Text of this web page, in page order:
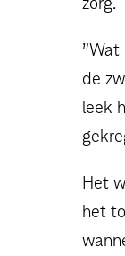
de
leek
Het
het